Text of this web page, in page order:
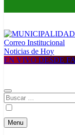
MUNICIPALIDAD
Construyendo una
Correo Institucional
Noticias de Hoy
EN VIVO DESDE
Buscar:
Menu